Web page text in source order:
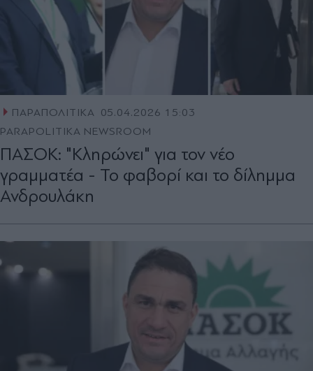
ΠΑΡΑΠΟΛΙΤΙΚΑ 05.04.2026 15:03
PARAPOLITIKA NEWSROOM
ΠΑΣΟΚ: "Κληρώνει" για τον νέο
γραμματέα - Το φαβορί και το δίλημμα
Ανδρουλάκη